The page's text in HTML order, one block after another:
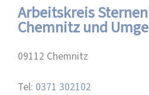
Arbeitskreis
Chemnitz und
09112 Chemnitz
Tel: 0371 302102